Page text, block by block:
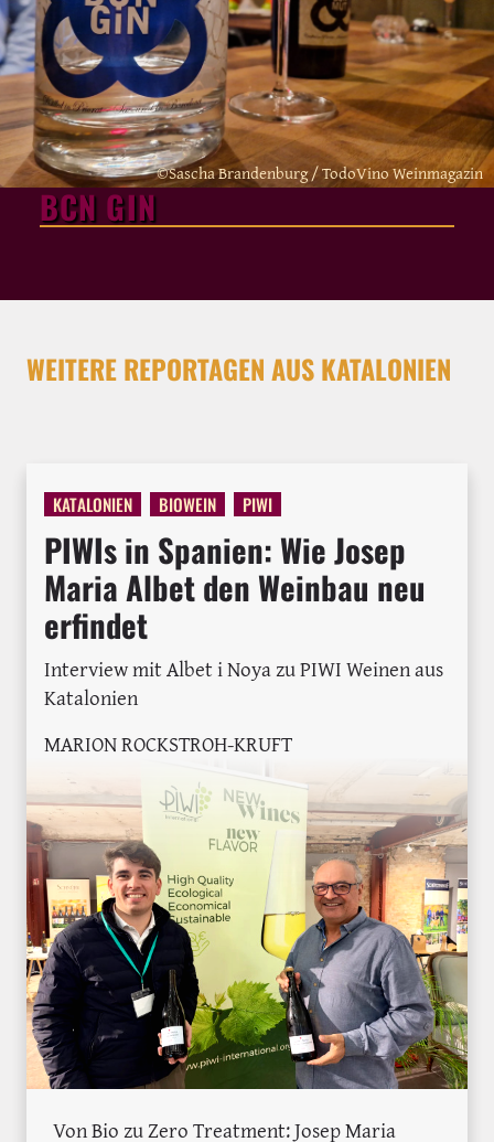
©Sascha Brandenburg / TodoVino Weinmagazin
BCN GIN
WEITERE REPORTAGEN AUS KATALONIEN
KATALONIEN BIOWEIN PIWI
PIWIs in Spanien: Wie Josep
Maria Albet den Weinbau neu
erfindet
Interview mit Albet i Noya zu PIWI Weinen aus
Katalonien
MARION ROCKSTROH-KRUFT
Von Bio zu Zero Treatment: Josep Maria